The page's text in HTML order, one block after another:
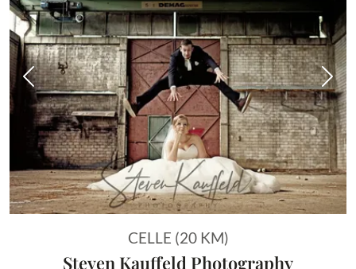
Vorheriges Bild
CELLE (20 KM)
Steven Kauffeld Photography